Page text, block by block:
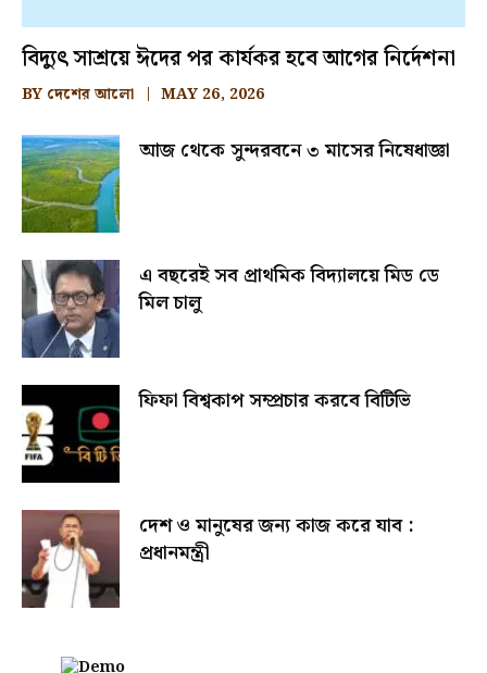
বিদ্যুৎ সাশ্রয়ে ঈদের পর কার্যকর হবে আগের নির্দেশনা
BY দেশের আলো MAY 26, 2026
আজ থেকে সুন্দরবনে ৩ মাসের নিষেধাজ্ঞা
এ বছরেই সব প্রাথমিক বিদ্যালয়ে মিড ডে
মিল চালু
ফিফা বিশ্বকাপ সম্প্রচার করবে বিটিভি
দেশ ও মানুষের জন্য কাজ করে যাব :
প্রধানমন্ত্রী